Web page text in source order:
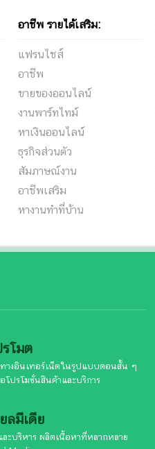
อาชีพ รายได้เสริม:
แฟรนไชส์
อาชีพ
ขายของออนไลน์
งานพาร์ทไทม์
หาเงินออนไลน์
ธุรกิจส่วนตัว
สัมภาษณ์งาน
อาชีพเสริม
หางานทําที่บ้าน
โมต
ทางอินเทอร์เน็ตในรูปแบบตอนสั้น ๆ
โปรโมชั่นสินค้าและบริการ
ลมีเดีย
ละบริหาร ผลิตเนื้อหาที่หลากหลาย